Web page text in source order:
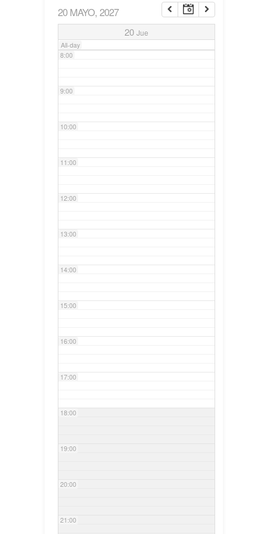
20 MAYO, 2027
20 Jue
All-day
7:00
8:00
9:00
10:00
11:00
12:00
13:00
14:00
15:00
16:00
17:00
18:00
19:00
20:00
21:00